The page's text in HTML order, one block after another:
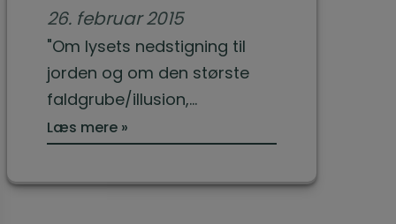
26. februar 2015
"Om lysets nedstigning til
jorden og om den største
faldgrube/illusion,…
Læs mere »